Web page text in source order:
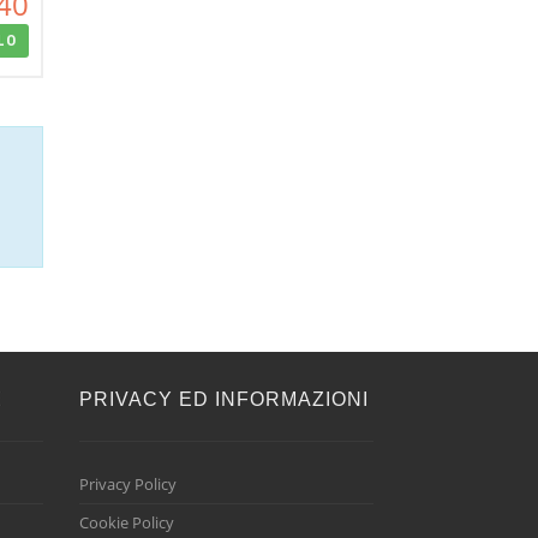
PRIVACY ED INFORMAZIONI
Privacy Policy
Cookie Policy